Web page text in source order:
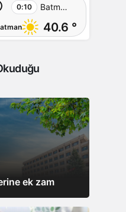
0:10 Batman’da
İluh
park
ve
yollar
açıldı
40.6 °
ek zam